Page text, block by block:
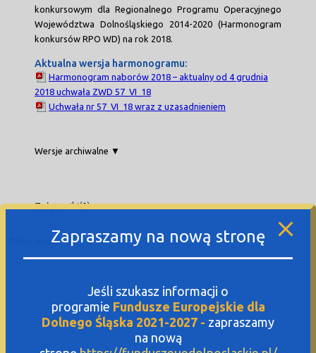
konkursowym dla Regionalnego Programu Operacyjnego
Województwa Dolnośląskiego 2014-2020 (Harmonogram
konkursów RPO WD) na rok 2018.
Aktualna wersja harmonogramu:
Harmonogram naborów 2018 – aktualny od 4 grudnia
2018 uchwała ZWD 57_VI_18
Uchwała nr 57_VI_18 wraz z uzasadnieniem
Wersje archiwalne ▼
Załączniki(0)
Poleć innym:Zapraszamy na nową stronę
Jeśli szukasz informacji o
programie Fundusze Europejskie dla
Dolnego Śląska 2021-2027 - zapraszamy
na nową